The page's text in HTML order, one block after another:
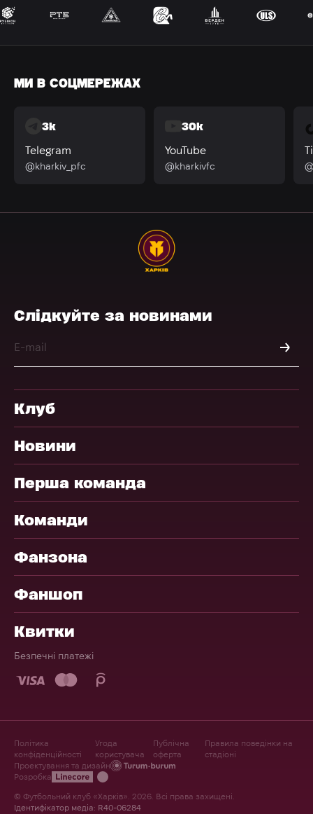
МИ В СОЦМЕРЕЖАХ
3k
Telegram
@kharkiv_pfc
30k
YouTube
@kharkivfc
Слідкуйте за новинами
Клуб
Новини
Перша команда
Команди
Фанзона
Фаншоп
Квитки
Безпечні платежі
Політика
конфіденційності
Угода
користувача
Публічна
оферта
Правила поведінки на
стадіоні
Проектування та дизайн
Розробка
© Футбольний клуб «Харків». 2026. Всі права захищені.
Ідентифікатор медіа: R40-06284